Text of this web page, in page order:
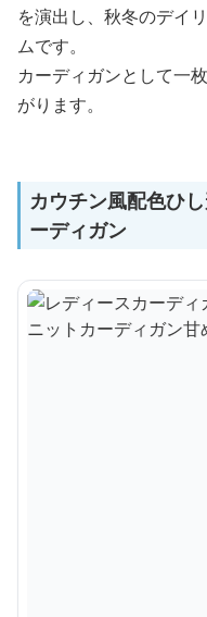
を演出し、秋冬のデイ
ムです。
カーディガンとして一
がります。
カウチン風配色ひ
ーディガン